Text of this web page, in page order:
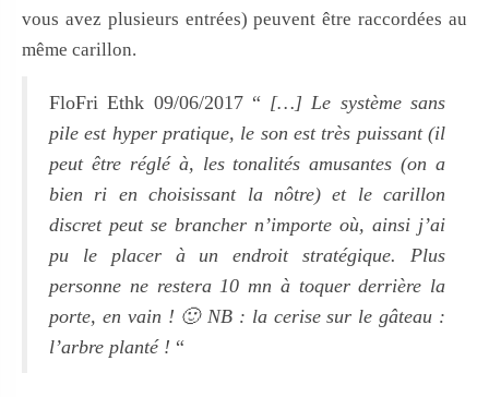
vous avez plusieurs entrées) peuvent être raccordées au
même carillon.
FloFri Ethk 09/06/2017 “[…] Le système sans
pile est hyper pratique, le son est très puissant (il
peut être réglé à, les tonalités amusantes (on a
bien ri en choisissant la nôtre) et le carillon
discret peut se brancher n’importe où, ainsi j’ai
pu le placer à un endroit stratégique. Plus
personne ne restera 10 mn à toquer derrière la
porte, en vain ! 🙂 NB : la cerise sur le gâteau :
l’arbre planté ! “